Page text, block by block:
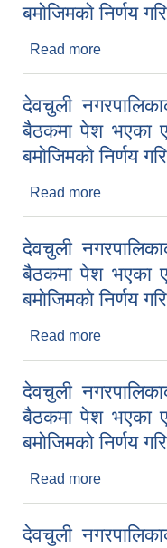
बमाेजिमकाे निर्णय
Read more
देवचुली
बैठकमा पेश भएका
बमाेजिमकाे निर्णय
Read more
देवचुली
बैठकमा पेश भएका
बमाेजिमकाे निर्णय
Read more
देवचुली
बैठकमा पेश भएका
बमाेजिमकाे निर्णय
Read more
देवचुली